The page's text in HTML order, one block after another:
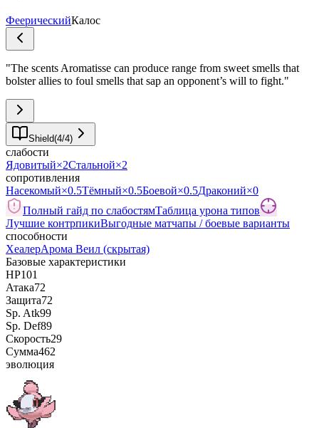
ФеерическийКалос
"The scents Aromatisse can produce range from sweet smells that
bolster allies to foul smells that sap an opponent’s will to fight."
Shield(4/4)
слабости
Ядовитый×2Стальной×2
сопротивления
Насекомый×0.5Тёмный×0.5Боевой×0.5Драконий×0
Полный гайд по слабостямТаблица урона типов
Лучшие контрпикиВыгодные матчапы / боевые варианты
способности
ХеалерАрома Веил (скрытая)
Базовые характеристики
HP101
Атака72
Защита72
Sp. Atk99
Sp. Def89
Скорость29
Сумма462
эволюция